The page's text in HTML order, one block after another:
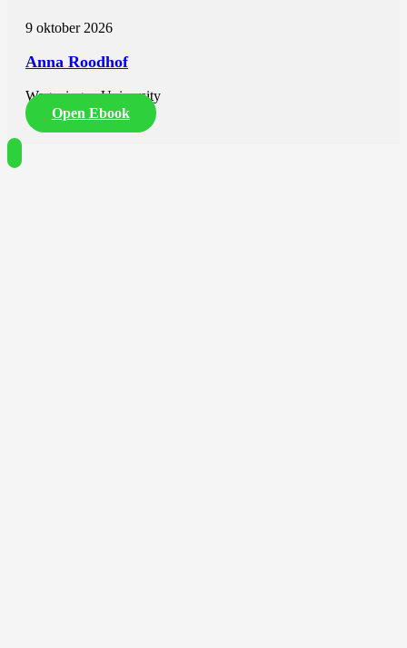
9 oktober 2026
Anna Roodhof
Wageningen University
Open Ebook